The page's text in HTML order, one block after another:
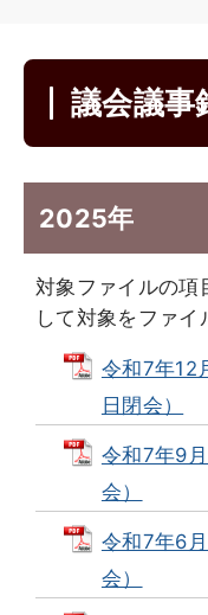
議会議事
2025年
対象ファイルの項
して対象をファイ
令和7年12
日閉会）
令和7年9
会）
令和7年6
会）